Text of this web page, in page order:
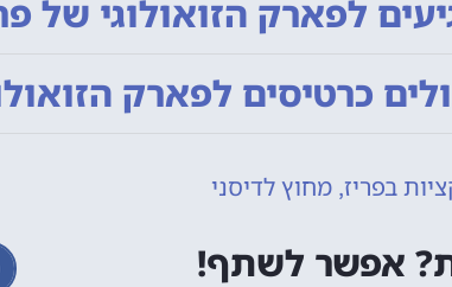
לפארק הזואולוגי של
כרטיסים לפארק
בפריז, מחוץ לדיסני
אפשר לשתף!